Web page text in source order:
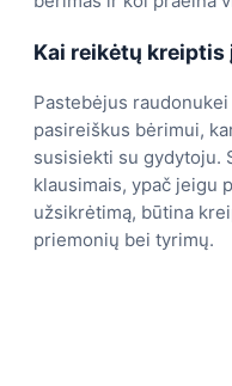
Kai reikėtų kreiptis
Pastebėjus
pasireiškus bėrimui,
susisiekti su gydytoju.
klausimais, ypač jeigu
užsikrėtimą, būtina
priemonių bei tyrimų.